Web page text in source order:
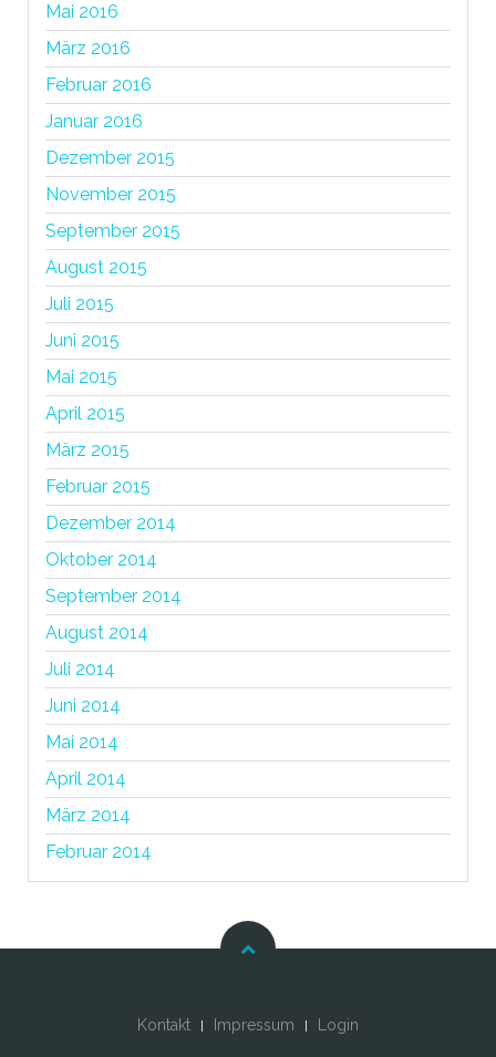
Mai 2016
März 2016
Februar 2016
Januar 2016
Dezember 2015
November 2015
September 2015
August 2015
Juli 2015
Juni 2015
Mai 2015
April 2015
März 2015
Februar 2015
Dezember 2014
Oktober 2014
September 2014
August 2014
Juli 2014
Juni 2014
Mai 2014
April 2014
März 2014
Februar 2014
Kontakt Impressum Login